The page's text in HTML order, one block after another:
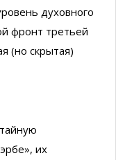
духовного
фронт третьей
(но скрытая)
их